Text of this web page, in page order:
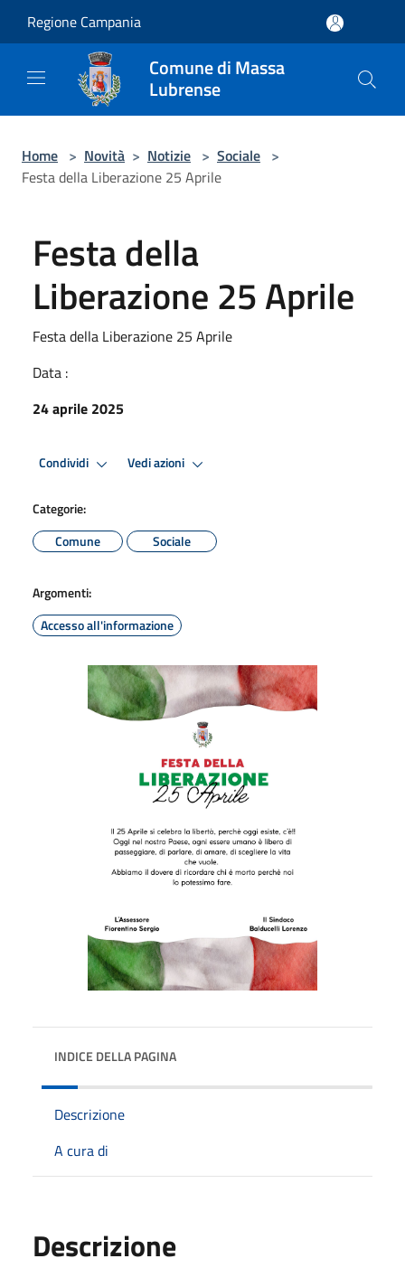
Regione Campania
Comune di Massa
Lubrense
Home > Novità > Notizie > Sociale >
Festa della Liberazione 25 Aprile
Festa della
Liberazione 25 Aprile
Festa della Liberazione 25 Aprile
Data :
24 aprile 2025
Condividi Vedi azioni
Categorie:
Comune
Sociale
Argomenti:
Accesso all'informazione
INDICE DELLA PAGINA
Descrizione
A cura di
Descrizione